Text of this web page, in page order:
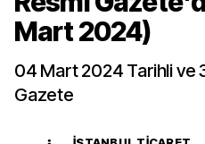
Mart 2024)
04 Mart 2024 Tarihli ve
Gazete